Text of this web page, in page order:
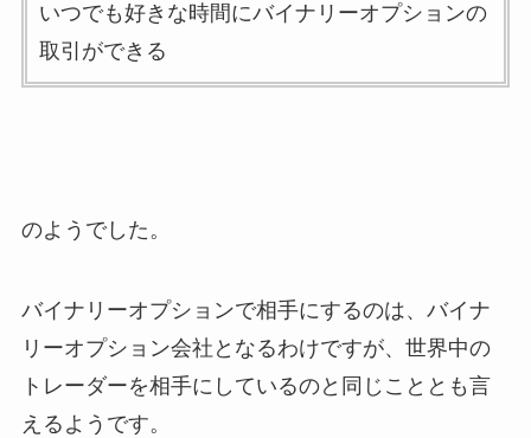
いつでも好きな時間にバイナリーオプションの
取引ができる
のようでした。
バイナリーオプションで相手にするのは、バイナ
リーオプション会社となるわけですが、世界中の
トレーダーを相手にしているのと同じこととも言
えるようです。